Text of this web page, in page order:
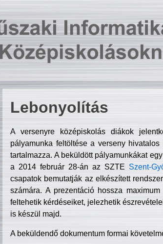
Lebonyolítás
A versenyre középiskolás diákok
pályamunka feltöltése a verseny
tartalmazza. A beküldött pályamunkákat
a 2014 február 28-án az SZTE Szent-
csapatok bemutatják az elkészített
számára. A prezentáció hossza
feltehetik kérdéseiket, jelezhetik
is készül majd.
A beküldendő dokumentum formai